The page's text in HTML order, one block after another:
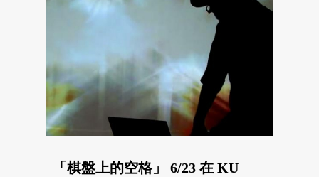
「棋盤上的空格」 6/23 在 KU